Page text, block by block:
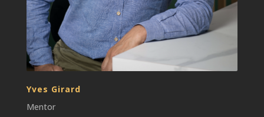
Yves Girard
Mentor